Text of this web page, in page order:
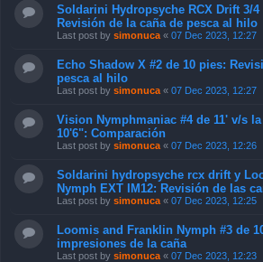
Soldarini Hydropsyche RCX Drift 3/4
Revisión de la caña de pesca al hilo
Last post by simonuca « 07 Dec 2023, 12:27
Echo Shadow X #2 de 10 pies:
pesca al hilo
Last post by simonuca « 07 Dec 2023, 12:27
Vision Nymphmaniac #4 de 11' v/s
10'6": Comparación
Last post by simonuca « 07 Dec 2023, 12:26
Soldarini hydropsyche rcx drift y
Nymph EXT IM12: Revisión de las
Last post by simonuca « 07 Dec 2023, 12:25
Loomis and Franklin Nymph #3 de
impresiones de la caña
Last post by simonuca « 07 Dec 2023, 12:23